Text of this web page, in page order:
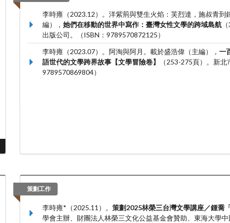
李時雍（2023.12）。洋紫荊與雙生火焰：芙烈達，施叔青到
編）， 她們在移動的世界中寫作：臺灣女性文學的跨域島航
出版公司。（ISBN：9789570872125）
李時雍（2023.07）。阿淘與阿月。載於盛浩偉（主編）， 一
語世代的文學跨界故事【文學冒險卷】
（253-275頁）。新
9789570869804）
策劃工作
李時雍*（2025.11）。 策劃2025林榮三台灣文學講座／鍾喬
學會主辦、財團法人林榮三文化公益基金會贊助、東海大學中